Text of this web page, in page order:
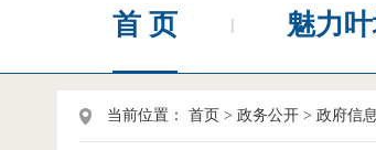
首 页 魅力
当前位置： 首页 > 政务公开 > 政府信